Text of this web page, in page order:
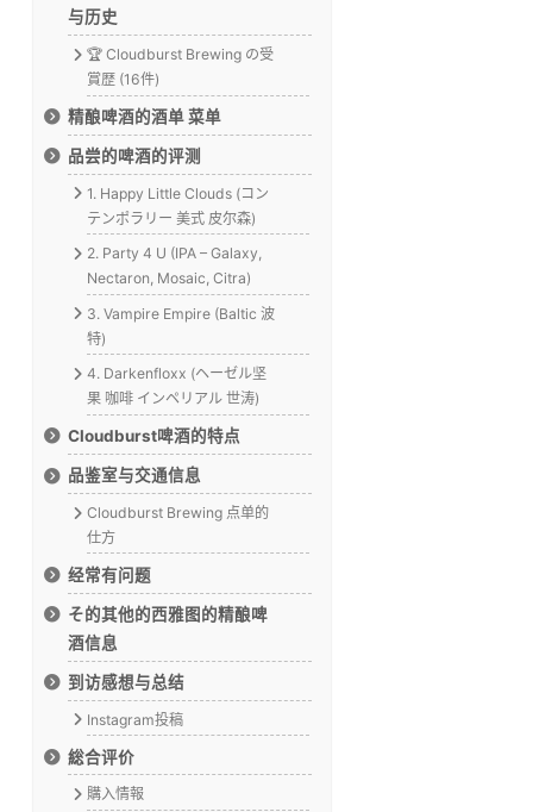
与历史
🏆 Cloudburst Brewing の受
賞歴 (16件)
精酿啤酒的酒单 菜单
品尝的啤酒的评测
1. Happy Little Clouds (コン
テンポラリー 美式 皮尔森)
2. Party 4 U (IPA – Galaxy,
Nectaron, Mosaic, Citra)
3. Vampire Empire (Baltic 波
特)
4. Darkenfloxx (ヘーゼル坚
果 咖啡 インペリアル 世涛)
Cloudburst啤酒的特点
品鉴室与交通信息
Cloudburst Brewing 点单的
仕方
经常有问题
そ的其他的西雅图的精酿啤
酒信息
到访感想与总结
Instagram投稿
総合评价
購入情報